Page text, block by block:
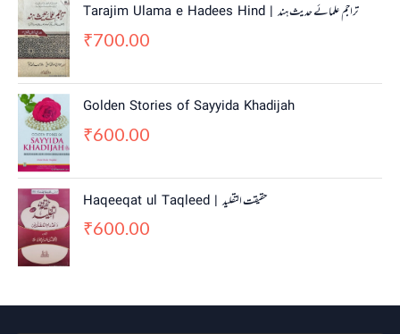
Tarajim Ulama e Hadees Hind | تراجم علمائے حديث ہند
₹700.00
Golden Stories of Sayyida Khadijah
₹600.00
Haqeeqat ul Taqleed | حقیقت التقلید
₹600.00